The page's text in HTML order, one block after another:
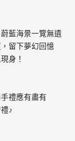
藍海景一覽無遺
留下夢幻回憶
身！
禮應有盡有
♪